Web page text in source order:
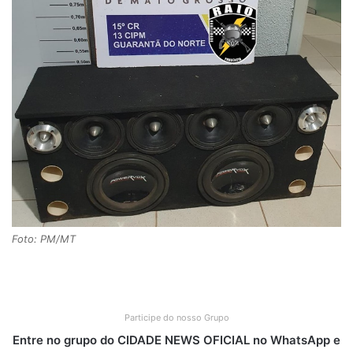
Foto: PM/MT
Participe do nosso Grupo
Entre no grupo do CIDADE NEWS OFICIAL no WhatsApp e